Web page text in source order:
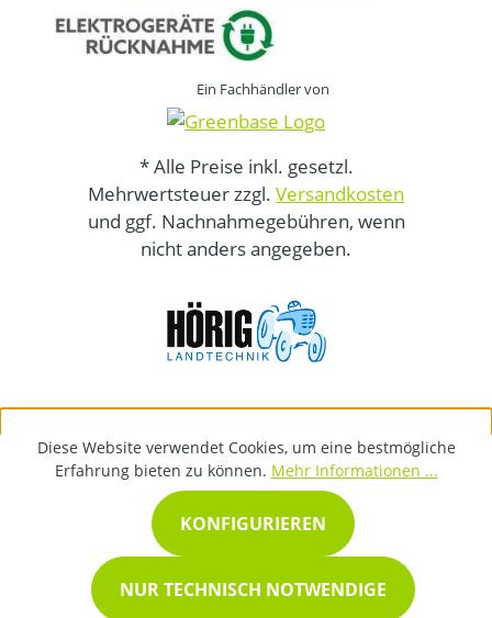
Ein Fachhändler von
* Alle Preise inkl. gesetzl.
Mehrwertsteuer zzgl. Versandkosten
und ggf. Nachnahmegebühren, wenn
nicht anders angegeben.
Diese Website verwendet Cookies, um eine bestmögliche
Erfahrung bieten zu können. Mehr Informationen ...
NUR TECHNISCH NOTWENDIGE
KONFIGURIEREN